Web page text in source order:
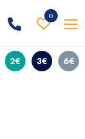
0
2€ 3€ 6€